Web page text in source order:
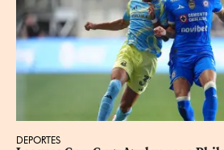
DEPORTES